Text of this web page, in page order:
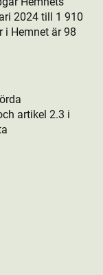
2024 till 1 910
i Hemnet är 98
artikel 2.3 i